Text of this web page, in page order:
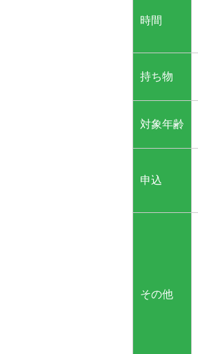
時間
持ち物
対象年齢
申込
その他